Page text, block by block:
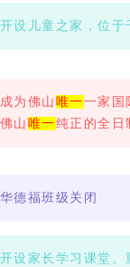
开设儿童之家，位
成为佛山 唯一一家国
佛山 唯一纯正的全日
华德福班级关闭
开设家长学习课堂